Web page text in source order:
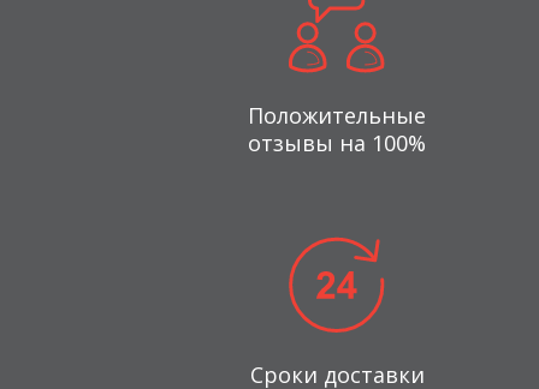
Положительные
отзывы на 100%
Сроки доставки